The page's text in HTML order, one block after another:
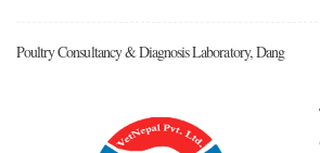
Poultry Consultancy & Diagnosis Laboratory, Dang